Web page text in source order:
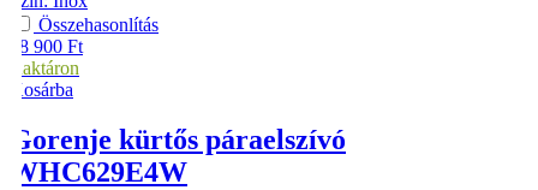
Összehasonlítás
38 900 Ft
Raktáron
Kosárba
Gorenje kürtős páraelszívó
WHC629E4W